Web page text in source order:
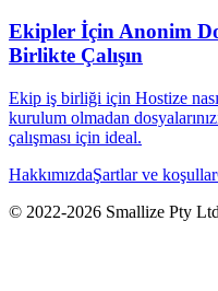
Ekipler İçin Anonim
Birlikte Çalışın
Ekip iş birliği için Hostize
kurulum olmadan
çalışması için ideal.
HakkımızdaŞartlar ve koşullar
© 2022-2026 Smallize Pty